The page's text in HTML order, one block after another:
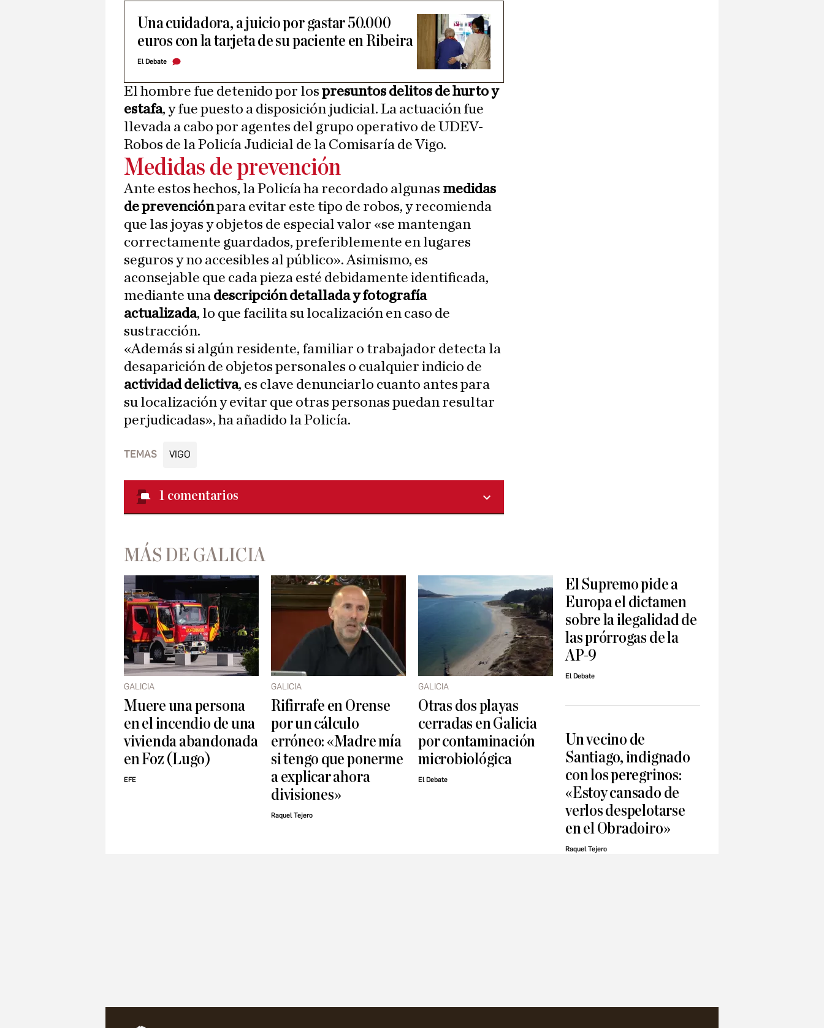
Una cuidadora, a juicio por gastar 50.000
euros con la tarjeta de su paciente en Ribeira
El Debate
El hombre fue detenido por los presuntos delitos de hurto y
estafa, y fue puesto a disposición judicial. La actuación fue
llevada a cabo por agentes del grupo operativo de UDEV-
Robos de la Policía Judicial de la Comisaría de Vigo.
Medidas de prevención
Ante estos hechos, la Policía ha recordado algunas medidas
de prevenciónpara evitar este tipo de robos, y recomienda
que las joyas y objetos de especial valor «se mantengan
correctamente guardados, preferiblemente en lugares
seguros y no accesibles al público». Asimismo, es
aconsejable que cada pieza esté debidamente identificada,
mediante una descripción detallada y fotografía
actualizada, lo que facilita su localización en caso de
sustracción.
«Además si algún residente, familiar o trabajador detecta la
desaparición de objetos personales o cualquier indicio de
actividad delictiva, es clave denunciarlo cuanto antes para
su localización y evitar que otras personas puedan resultar
perjudicadas», ha añadido la Policía.
TEMAS VIGO
1 comentarios
MÁS DE GALICIA
GALICIA
Muere una persona
en el incendio de una
vivienda abandonada
en Foz (Lugo)
EFE
GALICIA
Rifirrafe en Orense
por un cálculo
erróneo: «Madre mía
si tengo que ponerme
a explicar ahora
divisiones»
Raquel Tejero
GALICIA
Otras dos playas
cerradas en Galicia
por contaminación
microbiológica
El Debate
El Supremo pide a
Europa el dictamen
sobre la ilegalidad de
las prórrogas de la
AP-9
El Debate
Un vecino de
Santiago, indignado
con los peregrinos:
«Estoy cansado de
verlos despelotarse
en el Obradoiro»
Raquel Tejero